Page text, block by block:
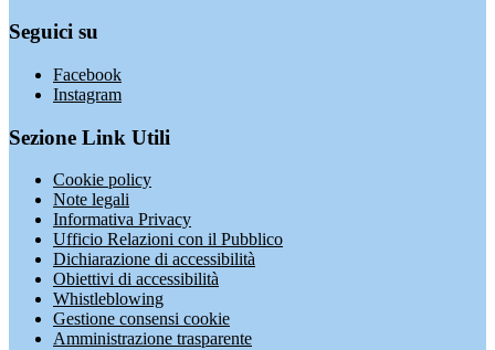
Seguici su
Facebook
Instagram
Sezione Link Utili
Cookie policy
Note legali
Informativa Privacy
Ufficio Relazioni con il Pubblico
Dichiarazione di accessibilità
Obiettivi di accessibilità
Whistleblowing
Gestione consensi cookie
Amministrazione trasparente